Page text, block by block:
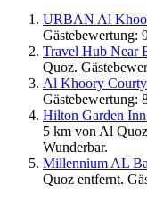
URBAN Al
Gästebewertung:
Travel Hub Near
Quoz.
Al Khoory
Gästebewertung:
Hilton Garden
5 km von Al
Wunderbar.
Millennium AL
Quoz entfernt.